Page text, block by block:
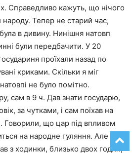
Справедливо кажуть, що нічого
народу. Тепер не старий час,
в дивину. Нинішня натовп
були передбачити. У 20
проїхали назад по
криками. Скільки я міг
не було помітно.
сам в 9 ч. Дав знати государю,
за чутками, і сам поїхав на
Говорили, що цар під впливом
на народне гуляння. Але він
з ходинки, близько двох годин,